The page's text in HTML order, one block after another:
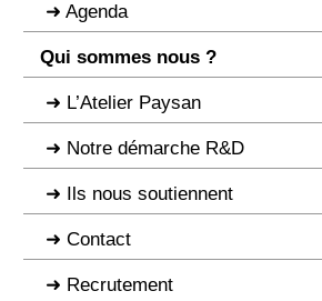
Agenda
Qui sommes nous ?
L’Atelier Paysan
Notre démarche R&D
Ils nous soutiennent
Contact
Recrutement